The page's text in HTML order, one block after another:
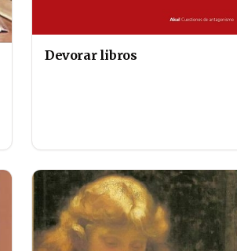
Devorar libros